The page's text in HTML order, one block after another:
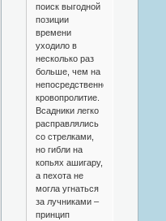
поиск выгодной
позиции
времени
уходило в
несколько раз
больше, чем на
непосредственно
кровопролитие.
Всадники легко
расправлялись
со стрелками,
но гибли на
копьях ашигару,
а пехота не
могла угнаться
за лучниками –
принцип